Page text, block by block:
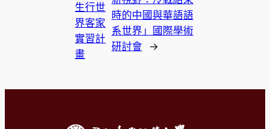
生行世
界客家
實習計
畫
時的中國與華語語
系世界」國際學術
研討會
→